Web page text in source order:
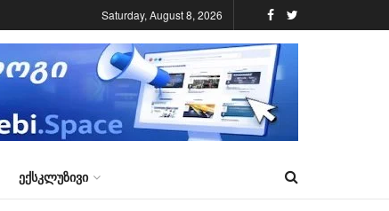
Saturday, August 8, 2026
ᲔᲥᲡᲙᲚᲣᲖᲘᲕᲘ